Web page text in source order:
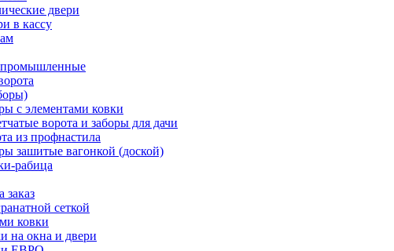
двери
в кассу
промышленные
с элементами ковки
ворота и заборы для дачи
из профнастила
зашитые вагонкой (доской)
рабица
заказ
сеткой
ковки
на окна и двери